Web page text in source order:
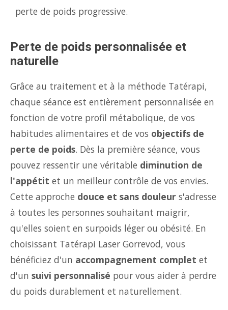
perte de poids progressive.
Perte de poids personnalisée et
naturelle
Grâce au traitement et à la méthode Tatérapi,
chaque séance est entièrement personnalisée en
fonction de votre profil métabolique, de vos
habitudes alimentaires et de vos objectifs de
perte de poids. Dès la première séance, vous
pouvez ressentir une véritable diminution de
l'appétit et un meilleur contrôle de vos envies.
Cette approche douce et sans douleur s'adresse
à toutes les personnes souhaitant maigrir,
qu'elles soient en surpoids léger ou obésité. En
choisissant Tatérapi Laser Gorrevod, vous
bénéficiez d'un accompagnement complet et
d'un suivi personnalisé pour vous aider à perdre
du poids durablement et naturellement.